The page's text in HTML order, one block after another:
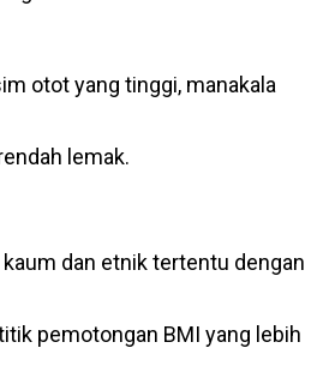
otot yang tinggi, manakala
lemak.
dan etnik tertentu dengan
pemotongan BMI yang lebih